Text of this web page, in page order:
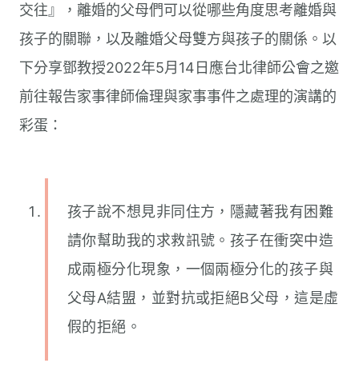
交往』，離婚的父母們可以從哪些角度思考離婚與
孩子的關聯，以及離婚父母雙方與孩子的關係。以
下分享鄧教授2022年5月14日應台北律師公會之邀
前往報告家事律師倫理與家事事件之處理的演講的
彩蛋：
孩子說不想見非同住方，隱藏著我有困難
請你幫助我的求救訊號。孩子在衝突中造
成兩極分化現象，一個兩極分化的孩子與
父母A結盟，並對抗或拒絕B父母，這是虛
假的拒絕。